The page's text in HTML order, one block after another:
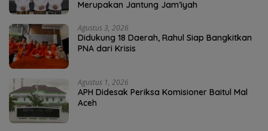
Merupakan Jantung Jam’iyah
Agustus 3, 2026
Didukung 18 Daerah, Rahul Siap Bangkitkan
PNA dari Krisis
Agustus 1, 2026
APH Didesak Periksa Komisioner Baitul Mal
Aceh